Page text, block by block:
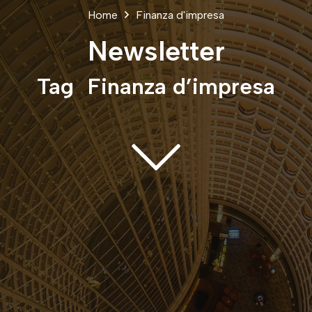
Home Finanza d'impresa
Newsletter
Tag Finanza d’impresa